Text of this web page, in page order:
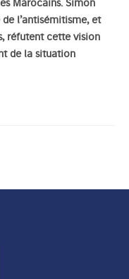
Marocains. Simon
l’antisémitisme, et
réfutent cette vision
de la situation